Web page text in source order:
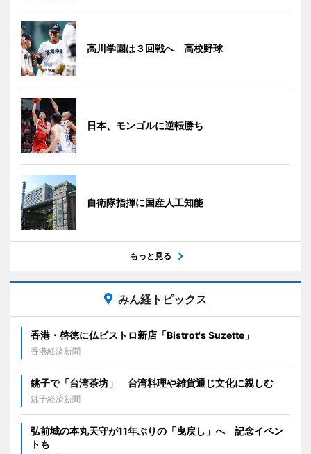
高川学園は３回戦へ 高校野球
日本、モンゴルに逆転勝ち
自衛隊指揮に国産人工知能
もっと見る
みん経トピックス
香港・啓徳に仏ビストロ新店「Bistrot's Suzette」
香港経済新聞
銚子で「台湾茶坊」 台湾料理や雑貨通じ文化に親しむ
銚子経済新聞
弘前城の本丸天守が11年ぶりの「曳戻し」へ 記念イベン
トも